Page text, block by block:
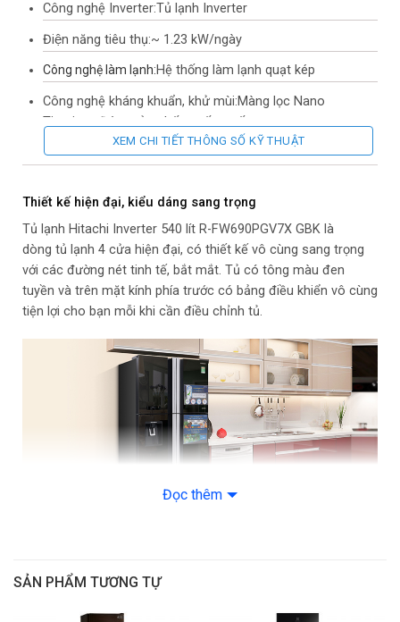
Titanium, Đệm cửa chống nấm mốc
Tiện ích:Inverter tiết kiệm điện, Mặt gương sang trọng, dễ vệ
sinh, Làm đá tự động, Lấy nước bên ngoài, Bảng điều khiển
bên ngoài
Kiểu tủ:Multi Door
Chất liệu cửa tủ lạnh:Mặt gương mờ
Kích thước – Khối lượng:Cao 182.5 cm – Rộng 85.5 cm –
Sâu 72.7 cm – Nặng 99 kg
Nơi sản xuất:Thái Lan
Năm ra mắt:2018
Hãng:Hitachi.
Tủ lạnh Hitachi Inverter 540 lít R-FW690PGV7X GBK là
dòng tủ lạnh 4 cửa hiện đại, có thiết kế vô cùng sang trọng
với các đường nét tinh tế, bắt mắt. Tủ có tông màu đen
tiện lợi cho bạn mỗi khi cần điều chỉnh tủ.
Dung tích lên đến 540 lít
học, cho bạn thêm nhiều không gian để bảo quản thực phẩm
Đọc thêm
SẢN PHẨM TƯƠNG TỰ